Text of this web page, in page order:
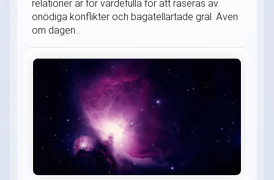
relationer är för värdefulla för att raseras av
onödiga konflikter och bagatellartade gräl. Även
om dagen...